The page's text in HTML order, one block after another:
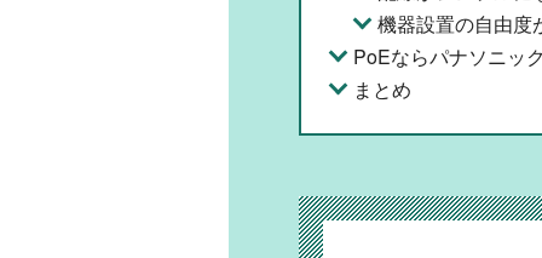
機器設置の自由度
PoEならパナソニッ
まとめ